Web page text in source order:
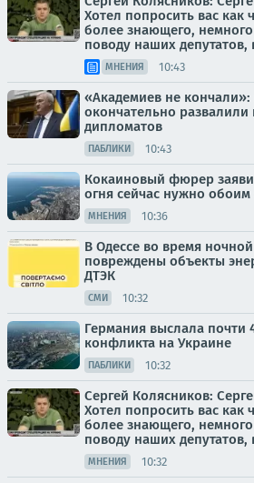
Хотел попросить вас как
более знающего,
поводу наших депутатов,
МНЕНИЯ 10:43
«Академиев не кончали»:
окончательно развалили
дипломатов
ПАБЛИКИ 10:43
Кокаиновый фюрер
огня сейчас нужно
МНЕНИЯ 10:36
В Одессе во время
повреждены объекты
ДТЭК
СМИ 10:32
Германия выслала почти
конфликта на Украине
ПАБЛИКИ 10:32
Сергей Колясников:
Хотел попросить вас как
более знающего,
поводу наших депутатов,
МНЕНИЯ 10:32